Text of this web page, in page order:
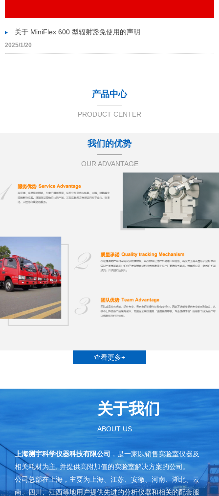
关于 MiniFlex 600 型辐射豁免使用的声明
2025/1/20
产品中心
PRODUCT CENTER
我们的优势
OUR ADVANTAGE
查看更多+
关于我们
ABOUT US
上海测宇科学仪器科技有限公司 ，是一家以销售实验室仪器及
相关耗材为主, 并提供高附加值的实验室解决方案的公司。
公司总部在上海，主要为上海、江苏、安徽、河南、湖北、云
南、四川、江西等地用户提供先进的分析仪器和相关的配套服